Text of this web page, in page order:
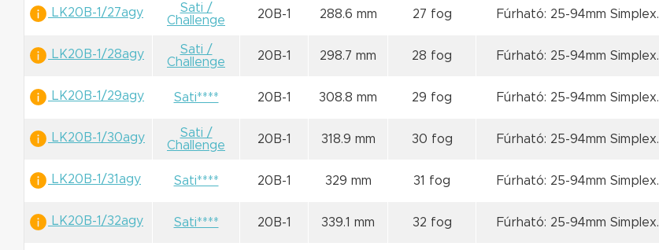
LK20B-1/27agy
Sati /
Challenge
20B-1 288.6 mm 27 fog Fúrható: 25-94mm Simplex.
LK20B-1/28agy
Sati /
Challenge
20B-1 298.7 mm 28 fog Fúrható: 25-94mm Simplex.
LK20B-1/29agy Sati**** 20B-1 308.8 mm 29 fog Fúrható: 25-94mm Simplex.
LK20B-1/30agy
Sati /
Challenge
20B-1 318.9 mm 30 fog Fúrható: 25-94mm Simplex.
LK20B-1/31agy Sati**** 20B-1 329 mm 31 fog Fúrható: 25-94mm Simplex.
LK20B-1/32agy Sati**** 20B-1 339.1 mm 32 fog Fúrható: 25-94mm Simplex.